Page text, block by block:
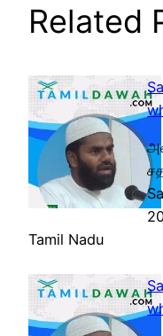
Related
Tamil Nadu